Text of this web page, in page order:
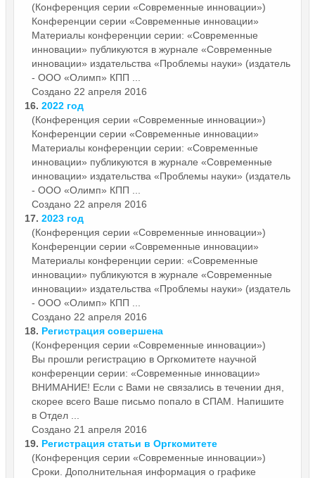
(Конференция серии «Современные инновации»)
Конференции серии «Современные инновации»
Материалы конференции серии: «Современные
инновации» публикуются в журнале «Современные
инновации» издательства «Проблемы науки» (издатель
- ООО «Олимп» КПП ...
Создано 22 апреля 2016
16. 2022 год
(Конференция серии «Современные инновации»)
Конференции серии «Современные инновации»
Материалы конференции серии: «Современные
инновации» публикуются в журнале «Современные
инновации» издательства «Проблемы науки» (издатель
- ООО «Олимп» КПП ...
Создано 22 апреля 2016
17. 2023 год
(Конференция серии «Современные инновации»)
Конференции серии «Современные инновации»
Материалы конференции серии: «Современные
инновации» публикуются в журнале «Современные
инновации» издательства «Проблемы науки» (издатель
- ООО «Олимп» КПП ...
Создано 22 апреля 2016
18. Регистрация совершена
(Конференция серии «Современные инновации»)
Вы прошли регистрацию в Оргкомитете научной
конференции серии: «Современные инновации»
ВНИМАНИЕ! Если с Вами не связались в течении дня,
скорее всего Ваше письмо попало в СПАМ. Напишите
в Отдел ...
Создано 21 апреля 2016
19. Регистрация статьи в Оргкомитете
(Конференция серии «Современные инновации»)
Сроки. Дополнительная информация о графике